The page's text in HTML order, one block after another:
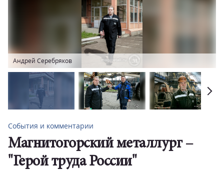
События и комментарии
Магнитогорский металлург –
"Герой труда России"
Андрей Серебряков